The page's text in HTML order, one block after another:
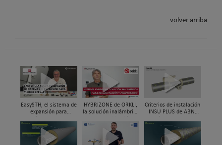
volver arriba
EasySTH, el sistema de
expansión para
Mestres, Standard
Hidráulica
HYBRIZONE de ORKLI,
la solución inalámbrica
zonificación del clima
en vivienda
Criterios de instalación
INSU PLUS de ABN,